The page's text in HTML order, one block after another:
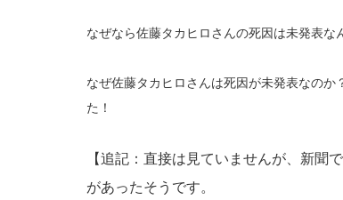
なぜなら佐藤タカヒロさんの死因は未発表な
なぜ佐藤タカヒロさんは死因が未発表なの
た！
【追記：直接は見ていませんが、新聞で
があったそうです。